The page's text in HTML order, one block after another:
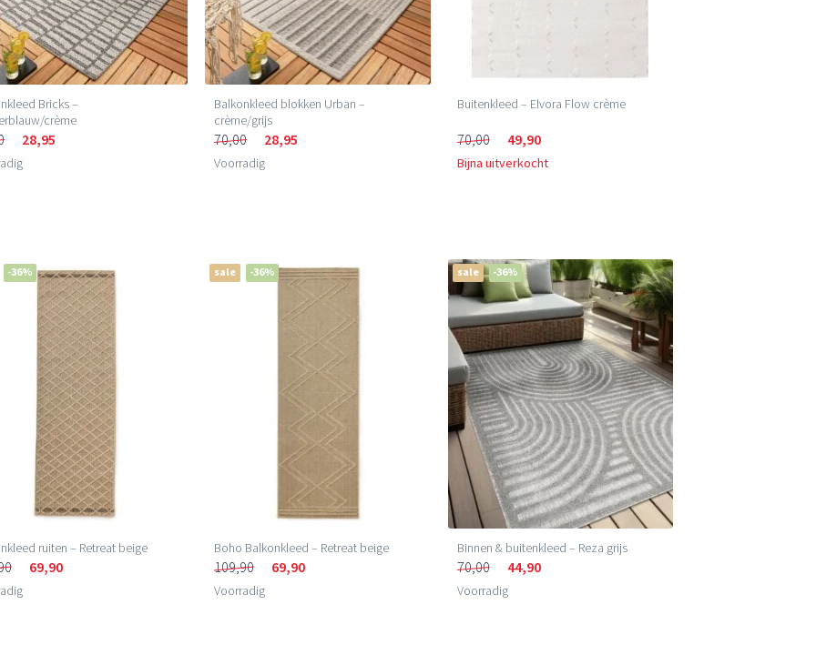
Bricks –
crème
28,95
Balkonkleed blokken Urban –
crème/grijs
70,00 28,95
Voorradig
Buitenkleed – Elvora Flow crème
70,00 49,90
Bijna uitverkocht
-36%
ruiten – Retreat beige
69,90
sale -36%
Boho Balkonkleed – Retreat beige
109,90 69,90
Voorradig
sale -36%
Binnen & buitenkleed – Reza grijs
70,00 44,90
Voorradig